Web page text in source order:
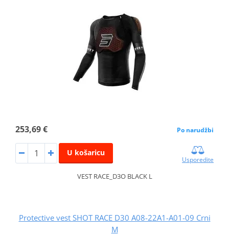
253,69 € Po narudžbi
U košaricu
Usporedite
VEST RACE_D3O BLACK L
Protective vest SHOT RACE D30 A08-22A1-A01-09 Crni
M